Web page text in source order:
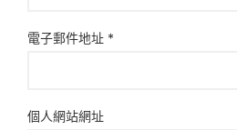
電子郵件地址 *
個人網站網址